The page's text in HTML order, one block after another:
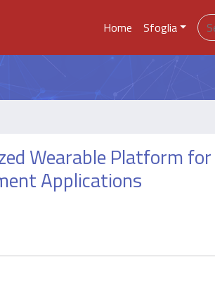
Home Sfoglia
Wearable Platform for
Applications